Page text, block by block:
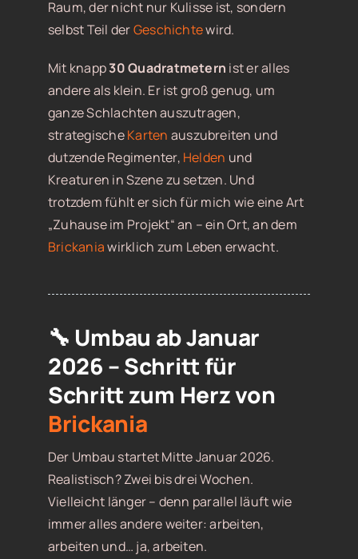
Raum, der nicht nur Kulisse ist, sondern
selbst Teil derGeschichtewird.
Mit knapp30 Quadratmetern ist er alles
andere als klein. Er ist groß genug, um
ganze Schlachten auszutragen,
strategischeKarten auszubreiten und
dutzende Regimenter, Helden und
Kreaturen in Szene zu setzen. Und
trotzdem fühlt er sich für mich wie eine Art
„Zuhause im Projekt“ an – ein Ort, an dem
Brickaniawirklich zum Leben erwacht.
🔧 Umbau ab Januar
2026 – Schritt für
Schritt zum Herz von
Brickania
Der Umbau startet Mitte Januar 2026.
Realistisch? Zwei bis drei Wochen.
Vielleicht länger – denn parallel läuft wie
immer alles andere weiter: arbeiten,
arbeiten und… ja, arbeiten.